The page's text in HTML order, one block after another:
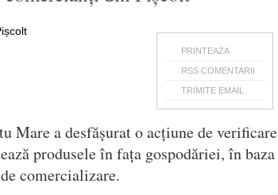
PRINTEAZA
RSS COMENTARII
TRIMITE EMAIL
Mare a desfășurat o acțiune de verificare
produsele în fața gospodăriei, în baza
comercializare.